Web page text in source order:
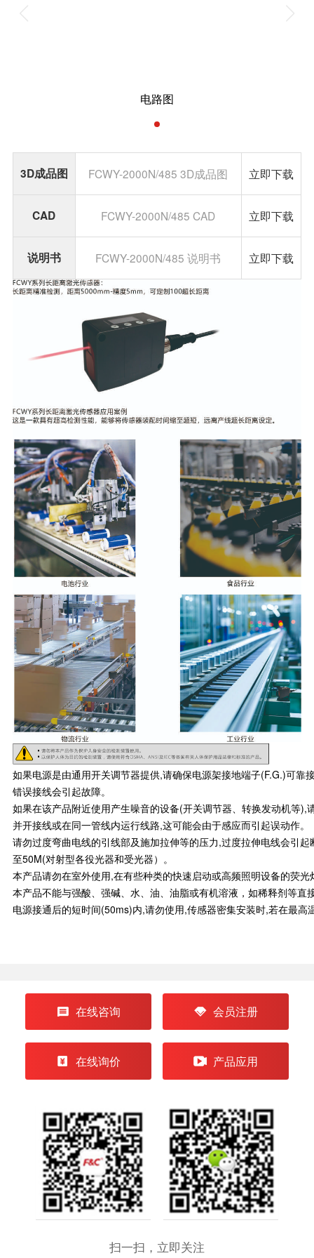
电路图
3D成品图 FCWY-2000N/485 3D成品图 立即下载
CAD FCWY-2000N/485 CAD 立即下载
说明书 FCWY-2000N/485 说明书 立即下载
如果电源是由通用开关调节器提供,请确保电源架接地端子(F.G.)可
错误接线会引起故障。
如果在该产品附近使用产生噪音的设备(开关调节器、转换发动机等
并开接线或在同一管线内运行线路,这可能会由于感应而引起误动作。
请勿过度弯曲电线的引线部及施加拉伸等的压力,过度拉伸电线会引
至50M(对射型各役光器和受光器）。
本产品请勿在室外使用,在有些种类的快速启动或高频照明设备的荧
本产品不能与强酸、强碱、水、油、油脂或有机溶液，如稀释剂等
电源接通后的短时间(50ms)内,请勿使用,传感器密集安装时,若在最高
在线咨询 会员注册
在线询价 产品应用
扫一扫，立即关注